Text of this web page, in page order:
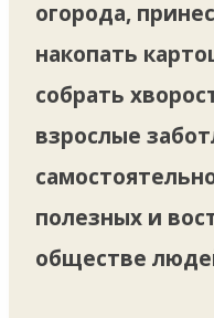
огорода,
накопать
собрать
взрослые
полезных и
обществе